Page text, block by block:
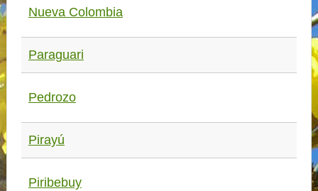
Nueva Colombia
Paraguari
Pedrozo
Pirayú
Piribebuy